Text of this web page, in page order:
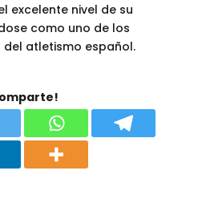
excelente nivel de su
como uno de los
atletismo español.